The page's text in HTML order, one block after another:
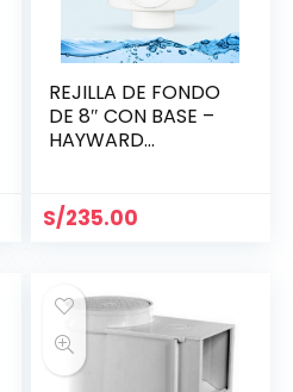
REJILLA DE FONDO
DE 8″ CON BASE –
HAYWARD
S/235.00